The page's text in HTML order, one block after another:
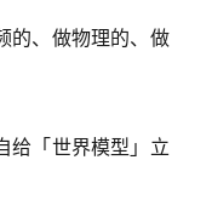
的、做物理的、做
给「世界模型」立